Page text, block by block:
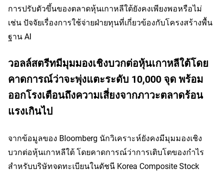
การปรับตัวขึ้นของตลาดหุ้นเกาหลีใต้ยังคงเพียงพอหรือไม่
เช่น ปัจจัยเรื่องการใช้จ่ายฝ่ายทุนที่เกี่ยวข้องกับโครงสร้างพื้น
ฐาน AI
วอลล์สตรีทมีมุมมองเชิงบวกต่อหุ้นเกาหลีใต้โดย
คาดการณ์ว่าจะพุ่งแตะระดับ 10,000 จุด พร้อม
ออกโรงเตือนถึงความเสี่ยงจากภาวะตลาดร้อน
แรงเกินไป
จากข้อมูลของ Bloomberg นักวิเคราะห์ยังคงมีมุมมองเชิง
บวกต่อหุ้นเกาหลีใต้ โดยคาดการณ์ว่าการเติบโตของกำไร
สำหรับบริษัทจดทะเบียนในดัชนี Korea Composite Stock